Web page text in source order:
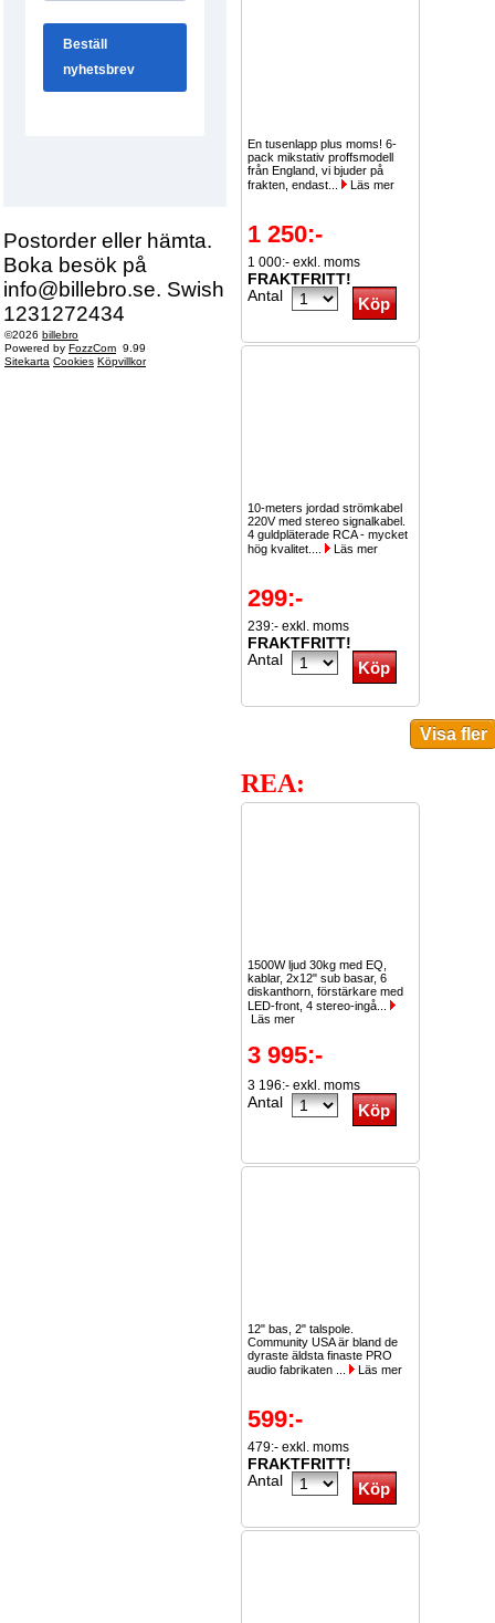
Postorder eller hämta.
Boka besök på
info@billebro.se. Swish
1231272434
©2026 billebro
Powered by FozzCom 9.99
Sitekarta Cookies Köpvillkor
En tusenlapp plus moms! 6-
pack mikstativ proffsmodell
från England, vi bjuder på
frakten, endast...
Läs mer
1 250:-
1 000:- exkl. moms
FRAKTFRITT!
Antal
10-meters jordad strömkabel
220V med stereo signalkabel.
4 guldpläterade RCA - mycket
hög kvalitet....
Läs mer
299:-
239:- exkl. moms
FRAKTFRITT!
Antal
REA:
1500W ljud 30kg med EQ,
kablar, 2x12" sub basar, 6
diskanthorn, förstärkare med
LED-front, 4 stereo-ingå...
Läs mer
3 995:-
3 196:- exkl. moms
Antal
12" bas, 2" talspole.
Community USA är bland de
dyraste äldsta finaste PRO
audio fabrikaten ...
Läs mer
599:-
479:- exkl. moms
FRAKTFRITT!
Antal